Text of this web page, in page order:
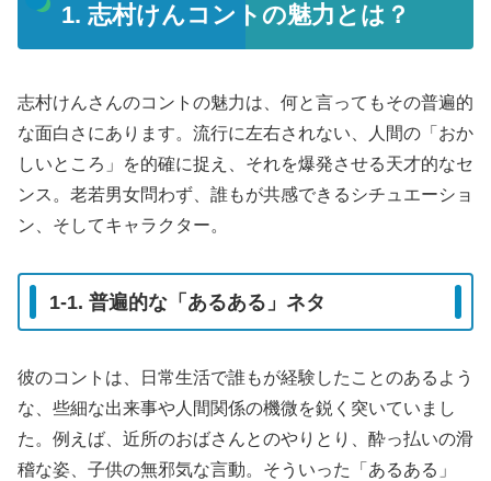
1. 志村けんコントの魅力とは？
志村けんさんのコントの魅力は、何と言ってもその普遍的
な面白さにあります。流行に左右されない、人間の「おか
しいところ」を的確に捉え、それを爆発させる天才的なセ
ンス。老若男女問わず、誰もが共感できるシチュエーショ
ン、そしてキャラクター。
1-1. 普遍的な「あるある」ネタ
彼のコントは、日常生活で誰もが経験したことのあるよう
な、些細な出来事や人間関係の機微を鋭く突いていまし
た。例えば、近所のおばさんとのやりとり、酔っ払いの滑
稽な姿、子供の無邪気な言動。そういった「あるある」